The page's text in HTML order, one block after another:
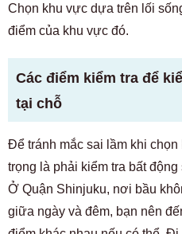
Chọn khu vực dựa trên lối
điểm của khu vực đó.
Các điểm kiểm tra để
tại chỗ
Để tránh mắc sai lầm khi chọn
trọng là phải kiểm tra bất
Ở Quận Shinjuku, nơi bầu
giữa ngày và đêm, bạn nên